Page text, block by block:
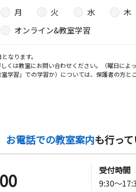
月 火 水 木
オンライン&教室学習
なります。
は教室にお問い合わせください。（曜日によ
習」での学習か）については、保護者の方と
お電話での教室案内も行っ
受付時間
9:30～